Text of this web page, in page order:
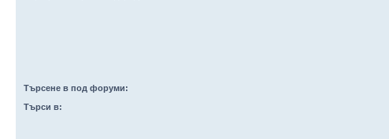
Търсене в под форуми:
Търси в: